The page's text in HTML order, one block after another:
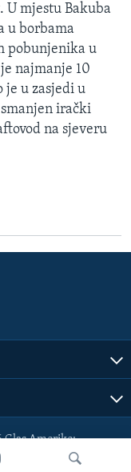
U mjestu Bakuba
u borbama
pobunjenika u
najmanje 10
je u zasjedi u
irački
na sjeveru
Glas Amerike: